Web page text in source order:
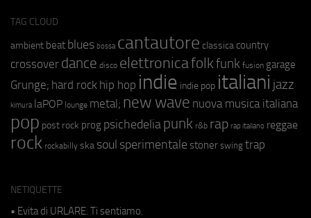
TAG CLOUD
ambient beat blues bossa cantautore classica country
crossover dance disco elettronicafolkfunk fusion garage
Grunge; hard rock hip hop indie indie pop italiani jazz
kimura laPOP lounge metal; new wave nuova musica italiana
pop post rock prog psichedeliapunk r&b rap rap italiano reggae
rock rockabilly ska soul sperimentale stoner swing trap
NETIQUETTE
• Evita di URLARE. Ti sentiamo.